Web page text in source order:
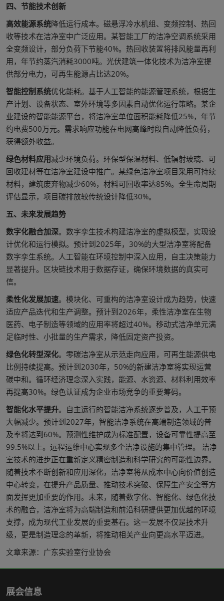
四、节能技术创新
高效能源系统降低运行成本。磁悬浮冷水机组、变频控制、热回
收等技术在洁净室中广泛应用。某智能工厂的洁净空调系统采用
全变频设计，部分负荷下节能40%。热回收装置将排风能量再利
用，年节约蒸汽消耗3000吨。光伏建筑一体化技术为洁净室提
供部分电力，可再生能源占比达20%。
智能控制系统优化能耗。基于人工智能的能源管理系统，根据生
产计划、设备状态、室外环境等多因素自动优化运行策略。某企
业建设的智能能源平台，将洁净室单位面积能耗降低25%，年节
约电费500万元。需求响应功能在电网高峰时段自动降低负荷，
获得额外收益。
绿色材料应用减少环境负荷。环保型保温材料、低辐射玻璃、可
回收建材等在洁净室建设中推广。某绿色洁净室项目采用可持续
材料，建筑废弃物减少60%，材料可回收率达85%。全生命周期
评估显示，项目碳排放较传统设计降低30%。
五、未来发展趋势
数字化融合加深。数字孪生技术构建洁净室的虚拟模型，实现设
计优化和运行模拟。预计到2025年，30%的大型洁净室将配备
数字孪生系统。人工智能在环境控制中深入应用，自主决策能力
显著提升。区块链技术用于数据存证，确保环境数据的真实可
信。
柔性化发展加速。模块化、可重构的洁净室设计成为趋势，快速
适应产品迭代和生产调整。预计到2026年，柔性洁净室在生物
医药、电子制造等领域的应用率将超过40%。移动式洁净单元满
足临时性、小批量的生产需求，降低固定资产投资。
绿色化转型深化。零碳洁净室从示范走向应用，可再生能源供电
比例持续提高。预计到2030年，50%的新建洁净室将实现运营
碳中和。循环经济理念深入实践，能源、水资源、材料利用效率
再提高30%。绿色认证成为企业市场竞争的重要筹码。
智能化水平提升。自主运行的智能洁净系统逐步普及，人工干预
大幅减少。预计到2027年，智能洁净系统在高端制造领域的普
及率将达到60%。预测性维护成为标准配置，设备可靠性提高至
99.5%以上。远程运维中心实现多个洁净设施的集中管理。 洁净
室技术的进步正在重新定义精密制造和科学研究的可能性边界。
随着技术不断创新和应用深化，洁净室将从成本中心向价值创造
中心转变，在提升产品质量、推动技术突破、保障生产安全等方
面发挥更加重要的作用。未来，随着数字化、智能化、绿色化技
术的融合，洁净室将为高端制造和前沿科研提供更加优越的环境
支撑，成为现代工业发展的重要基石。这一发展不仅是技术升
级，更是制造理念的革新，将推动相关产业向更高水平迈进。
文章来源：广东实验室行业协会
展会信息